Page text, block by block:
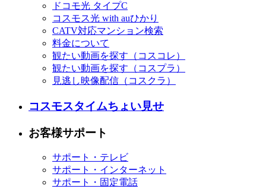
ドコモ光 タイプC
コスモス光 with auひかり
CATV対応マンション検索
料金について
観たい動画を探す（コスコレ）
観たい動画を探す（コスプラ）
見逃し映像配信（コスクラ）
コスモスタイムちょい見せ
お客様サポート
サポート・テレビ
サポート・インターネット
サポート・固定電話